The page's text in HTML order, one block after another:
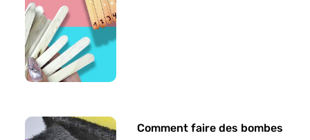
Comment faire des bombes